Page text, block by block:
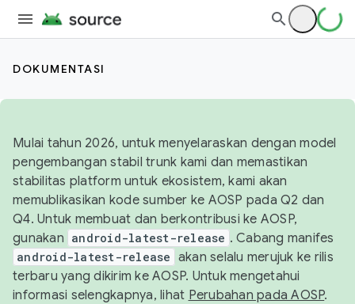
DOKUMENTASI
Mulai tahun 2026, untuk menyelaraskan dengan model
pengembangan stabil trunk kami dan memastikan
stabilitas platform untuk ekosistem, kami akan
memublikasikan kode sumber ke AOSP pada Q2 dan
Q4. Untuk membuat dan berkontribusi ke AOSP,
gunakan android-latest-release . Cabang manifes
android-latest-release akan selalu merujuk ke rilis
terbaru yang dikirim ke AOSP. Untuk mengetahui
informasi selengkapnya, lihat Perubahan pada AOSP.